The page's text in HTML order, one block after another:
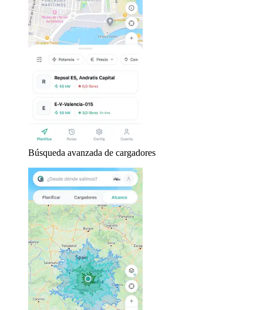
Búsqueda avanzada de cargadores